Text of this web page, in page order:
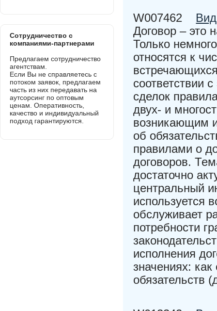
W007462
Договор – это
Только
относятся к
соответствии
сделок
двух- и
возникающим
об
правилами о
договоров.
достаточно
центральный
используется
обслуживает
потребности
исполнения
значениях:
обязательств
Сотрудничество с
компаниями-партнерами
Предлагаем сотрудничество
агентствам.
Если Вы не справляетесь с
потоком заявок, предлагаем
часть из них передавать на
аутсорсинг по оптовым
ценам. Оперативность,
качество и индивидуальный
подход гарантируются.